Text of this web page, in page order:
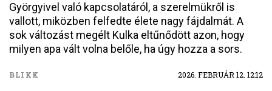
Györgyivel való kapcsolatáról, a szerelmükről is
vallott, miközben felfedte élete nagy fájdalmát. A
sok változást megélt Kulka eltűnődött azon, hogy
milyen apa vált volna belőle, ha úgy hozza a sors.
BLIKK 2026. FEBRUÁR 12. 12:12